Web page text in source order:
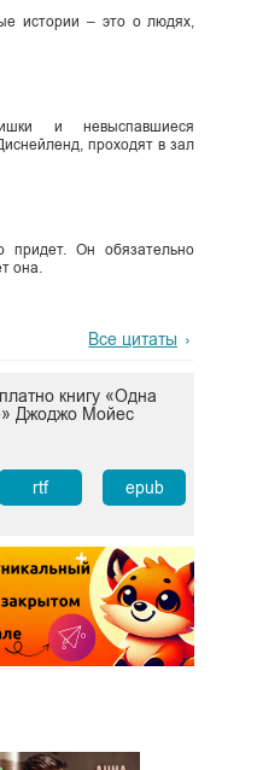
истории – это о людях,
и невыспавшиеся
проходят в зал
придет. Он обязательно
она.
Все цитаты
книгу «Одна
Джоджо Мойес
rtf epub